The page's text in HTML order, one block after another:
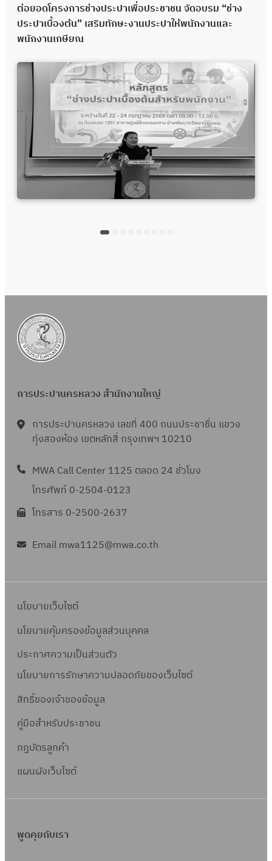
ต่อยอดโครงการช่างประปาเพื่อประชาชน จัดอบรม “ช่าง
ประปาเบื้องต้น” เสริมทักษะงานประปาให้พนักงานและ
พนักงานเกษียณ
การประปานครหลวง สำนักงานใหญ่
การประปานครหลวง เลขที่ 400 ถนนประชาชื่น แขวง
ทุ่งสองห้อง เขตหลักสี่ กรุงเทพฯ 10210
MWA Call Center 1125 ตลอด 24 ชั่วโมง
โทรศัพท์ 0-2504-0123
โทรสาร 0-2500-2637
Email mwa1125@mwa.co.th
นโยบายเว็บไซต์
นโยบายคุ้มครองข้อมูลส่วนบุคคล
ประกาศความเป็นส่วนตัว
นโยบายการรักษาความปลอดภัยของเว็บไซต์
สิทธิ์ของเจ้าของข้อมูล
คู่มือสำหรับประชาชน
กฎบัตรลูกค้า
แผนผังเว็บไซต์
พูดคุยกับเรา